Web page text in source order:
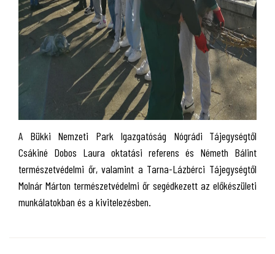
A Bükki Nemzeti Park Igazgatóság Nógrádi Tájegységtől
Csákiné Dobos Laura oktatási referens és Németh Bálint
természetvédelmi őr, valamint a Tarna-Lázbérci Tájegységtől
Molnár Márton természetvédelmi őr segédkezett az előkészületi
munkálatokban és a kivitelezésben.